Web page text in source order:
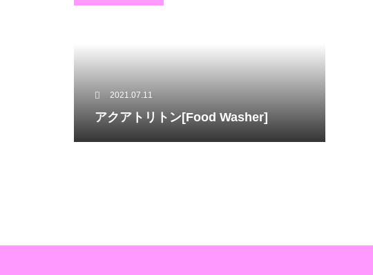
2021.07.11
アクアトリトン[Food Washer]